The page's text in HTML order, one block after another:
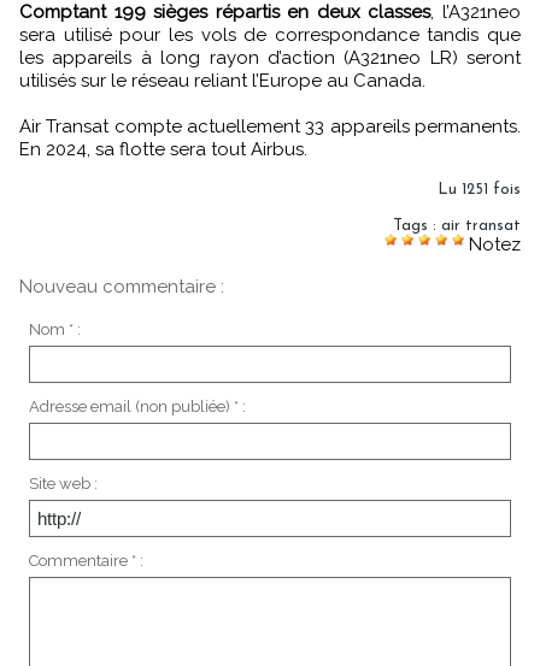
Comptant 199 sièges répartis en deux classes, l’A321neo
sera utilisé pour les vols de correspondance tandis que
les appareils à long rayon d’action (A321neo LR) seront
utilisés sur le réseau reliant l’Europe au Canada.
Air Transat compte actuellement 33 appareils permanents.
En 2024, sa flotte sera tout Airbus.
Lu 1251 fois
Tags : air transat
Notez
Nouveau commentaire :
Nom * :
Adresse email (non publiée) * :
Site web :
Commentaire * :